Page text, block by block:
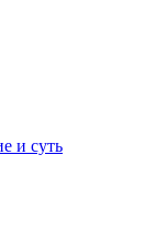
и суть